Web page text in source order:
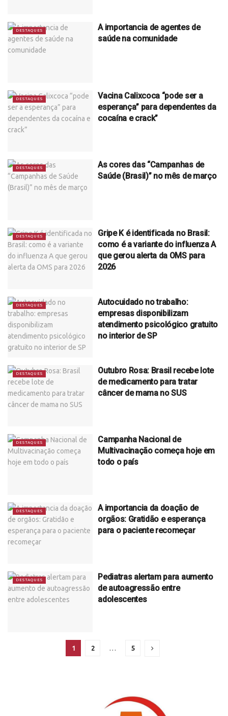
DESTAQUES
A importancia de agentes de
saúde na comunidade
DESTAQUES
Vacina Calixcoca “pode ser a
esperança” para dependentes da
cocaína e crack”
DESTAQUES
As cores das “Campanhas de
Saúde (Brasil)” no mês de março
DESTAQUES
Gripe K é identificada no Brasil:
como é a variante do influenza A
que gerou alerta da OMS para
2026
DESTAQUES
Autocuidado no trabalho:
empresas disponibilizam
atendimento psicológico gratuito
no interior de SP
DESTAQUES
Outubro Rosa: Brasil recebe lote
de medicamento para tratar
câncer de mama no SUS
DESTAQUES
Campanha Nacional de
Multivacinação começa hoje em
todo o país
DESTAQUES
A importancia da doação de
orgãos: Gratidão e esperança
para o paciente recomeçar
DESTAQUES
Pediatras alertam para aumento
de autoagressão entre
adolescentes
1 2 … 5